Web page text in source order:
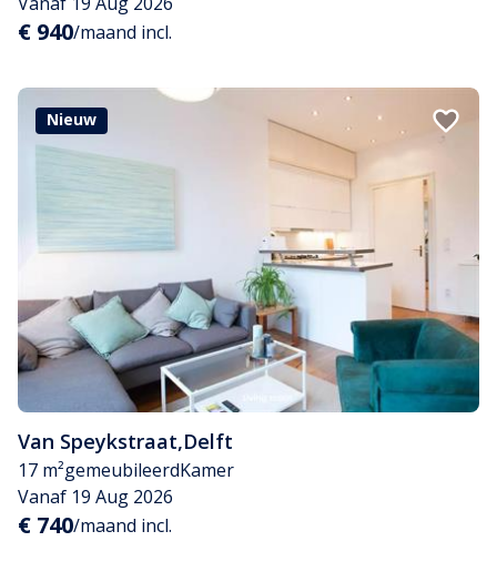
€ 940/maand incl.
Nieuw
Van Speykstraat,Delft
17 m²gemeubileerdKamer
Vanaf 19 Aug 2026
€ 740/maand incl.